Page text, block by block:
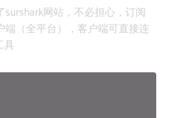
网站，不必担心，订阅
端（全平台），客户端可直接连
具